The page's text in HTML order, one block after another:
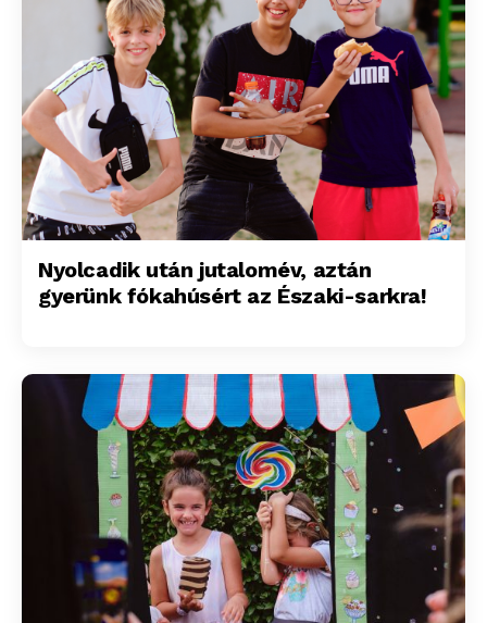
Nyolcadik után jutalomév, aztán
gyerünk fókahúsért az Északi-sarkra!